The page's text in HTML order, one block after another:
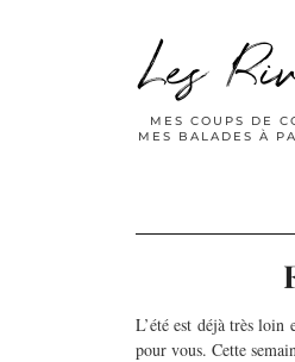
Les
MES COUPS DE
MES BALADES À
L’été est déjà très loin
pour vous. Cette